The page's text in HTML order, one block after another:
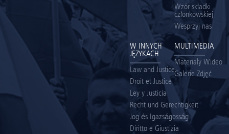
Wzór składki
członkowskiej
Wesprzyj nas
W INNYCH
JĘZYKACH
Law and Justice
Droit et Justice
Ley y Justicia
Recht und Gerechtigkeit
Jog és Igazságosság
Diritto e Giustizia
MULTIMEDIA
Materiały Wideo
Galerie Zdjęć